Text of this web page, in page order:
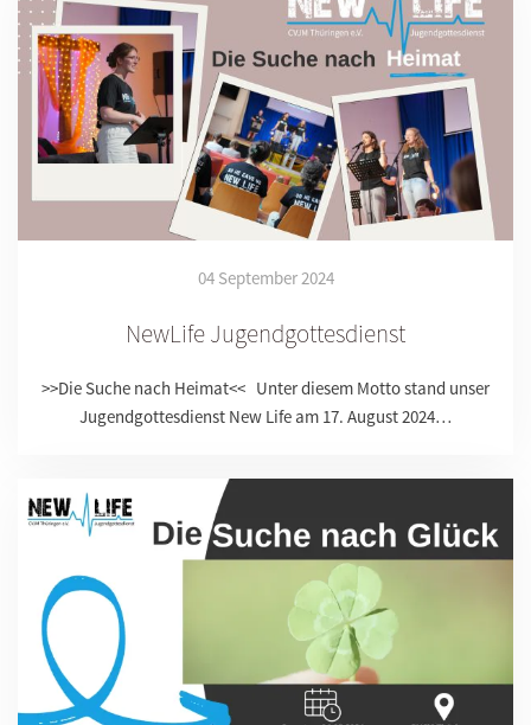
04 September 2024
NewLife Jugendgottesdienst
>>Die Suche nach Heimat<< Unter diesem Motto stand unser
Jugendgottesdienst New Life am 17. August 2024…